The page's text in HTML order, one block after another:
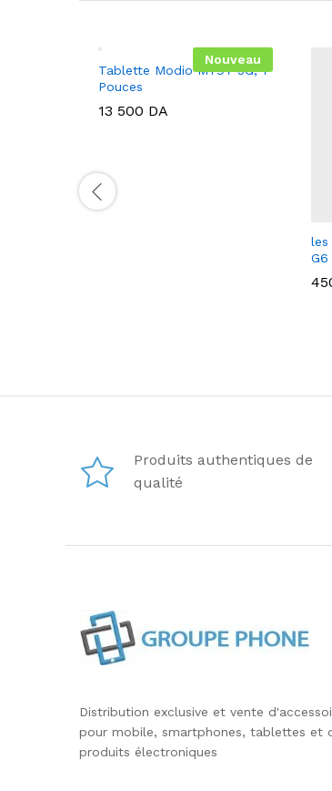
Nouveau
Tablette Modio M797 5G, 7
Pouces
13 500 DA
les
G6
Produits authentiques de
qualité
Distribution exclusive et vente
pour mobile, smartphones, tablettes et
produits électroniques